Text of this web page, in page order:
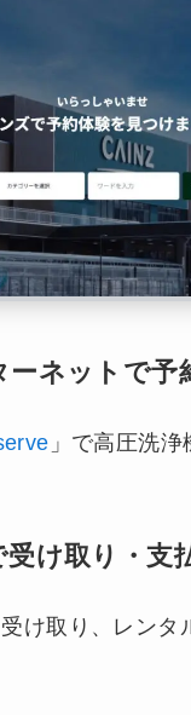
ーネットで予
」で高圧洗
受け取り・支
け取り、レンタ